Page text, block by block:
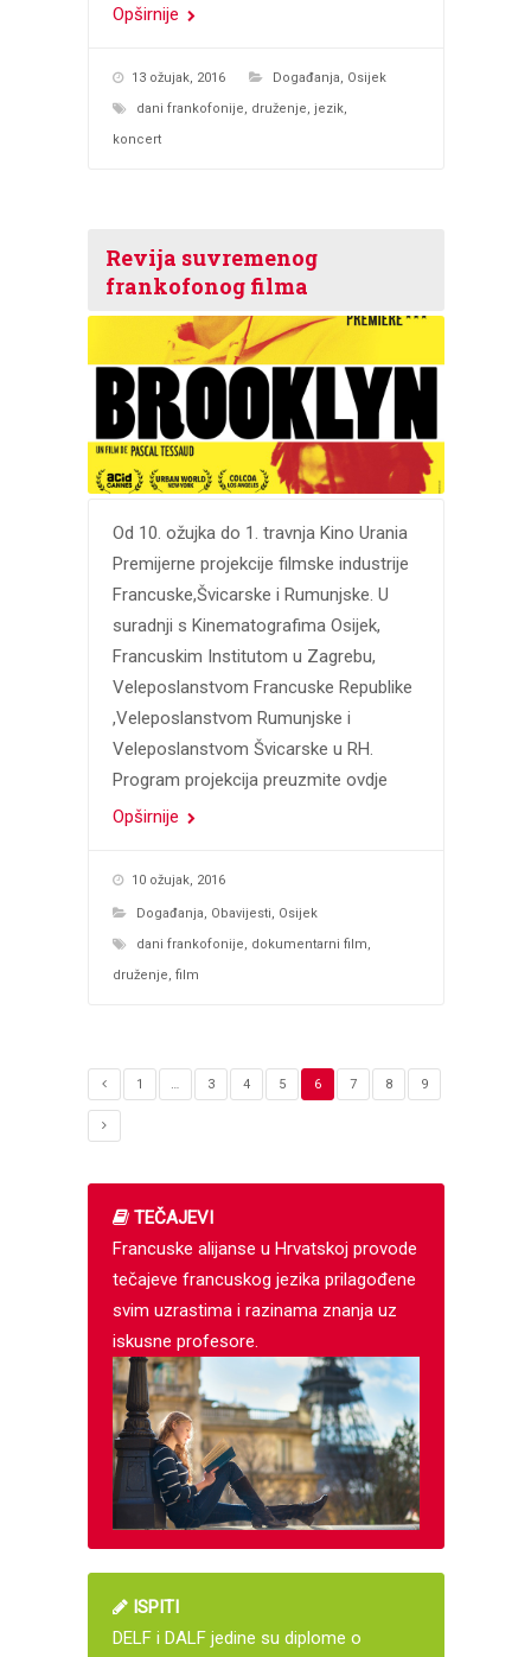
Opširnije
13 ožujak, 2016 Događanja, Osijek
dani frankofonije, druženje, jezik,
koncert
Revija suvremenog
frankofonog filma
Od 10. ožujka do 1. travnja Kino Urania
Premijerne projekcije filmske industrije
Francuske,Švicarske i Rumunjske. U
suradnji s Kinematografima Osijek,
Francuskim Institutom u Zagrebu,
Veleposlanstvom Francuske Republike
,Veleposlanstvom Rumunjske i
Veleposlanstvom Švicarske u RH.
Program projekcija preuzmite ovdje
Opširnije
10 ožujak, 2016
Događanja, Obavijesti, Osijek
dani frankofonije, dokumentarni film,
druženje, film
1 … 3 4 5 6 7 8 9
TEČAJEVI
Francuske alijanse u Hrvatskoj provode
tečajeve francuskog jezika prilagođene
svim uzrastima i razinama znanja uz
iskusne profesore.
ISPITI
DELF i DALF jedine su diplome o